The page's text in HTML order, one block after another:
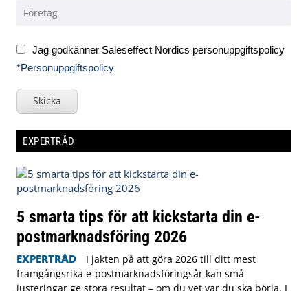
Jag godkänner Saleseffect Nordics personuppgiftspolicy
*Personuppgiftspolicy
Skicka
EXPERTRÅD
5 smarta tips för att kickstarta din e-
postmarknadsföring 2026
EXPERTRÅD
I jakten på att göra 2026 till ditt mest
framgångsrika e-postmarknadsföringsår kan små
justeringar ge stora resultat – om du vet var du ska börja. I